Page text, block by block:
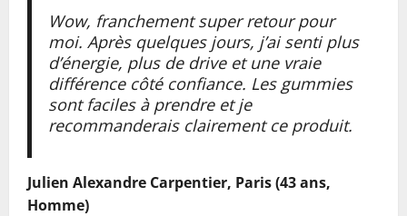
Wow, franchement super retour pour
moi. Après quelques jours, j’ai senti plus
d’énergie, plus de drive et une vraie
différence côté confiance. Les gummies
sont faciles à prendre et je
recommanderais clairement ce produit.
Julien Alexandre Carpentier, Paris (43 ans,
Homme)